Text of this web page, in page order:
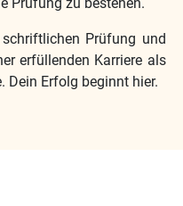
Prüfung und
erfüllenden Karriere als
Dein Erfolg beginnt hier.